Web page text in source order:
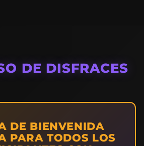
DE DISFRACES
DE BIENVENIDA
PARA TODOS LOS